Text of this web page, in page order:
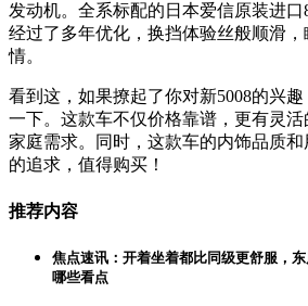
发动机。全系标配的日本爱信原装进口
经过了多年优化，换挡体验丝般顺滑
情。
看到这，如果撩起了你对新5008的兴
一下。这款车不仅价格靠谱，更有灵
家庭需求。同时，这款车的内饰品质和
的追求，值得购买！
推荐内容
焦点速讯：开着坐着都比同级更舒服，
哪些看点